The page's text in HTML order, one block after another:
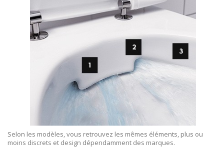
Selon les modèles, vous retrouvez les mêmes éléments, plus ou
moins discrets et design dépendamment des marques.